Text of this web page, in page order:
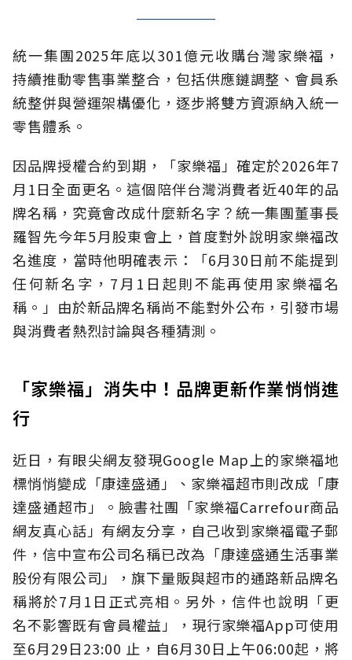
統一集團2025年底以301億元收購台灣家樂福，
持續推動零售事業整合，包括供應鏈調整、會員系
統整併與營運架構優化，逐步將雙方資源納入統一
零售體系。
因品牌授權合約到期，「家樂福」確定於2026年7
月1日全面更名。這個陪伴台灣消費者近40年的品
牌名稱，究竟會改成什麼新名字？統一集團董事長
羅智先今年5月股東會上，首度對外說明家樂福改
名進度，當時他明確表示：「6月30日前不能提到
任何新名字，7月1日起則不能再使用家樂福名
稱。」由於新品牌名稱尚不能對外公布，引發市場
與消費者熱烈討論與各種猜測。
「家樂福」消失中！品牌更新作業悄悄進
行
近日，有眼尖網友發現Google Map上的家樂福地
標悄悄變成「康達盛通」、家樂福超市則改成「康
達盛通超市」。臉書社團「家樂福Carrefour商品
網友真心話」有網友分享，自己收到家樂福電子郵
件，信中宣布公司名稱已改為「康達盛通生活事業
股份有限公司」，旗下量販與超市的通路新品牌名
稱將於7月1日正式亮相。另外，信件也說明「更
名不影響既有會員權益」，現行家樂福App可使用
至6月29日23:00 止，自6月30日上午06:00起，將